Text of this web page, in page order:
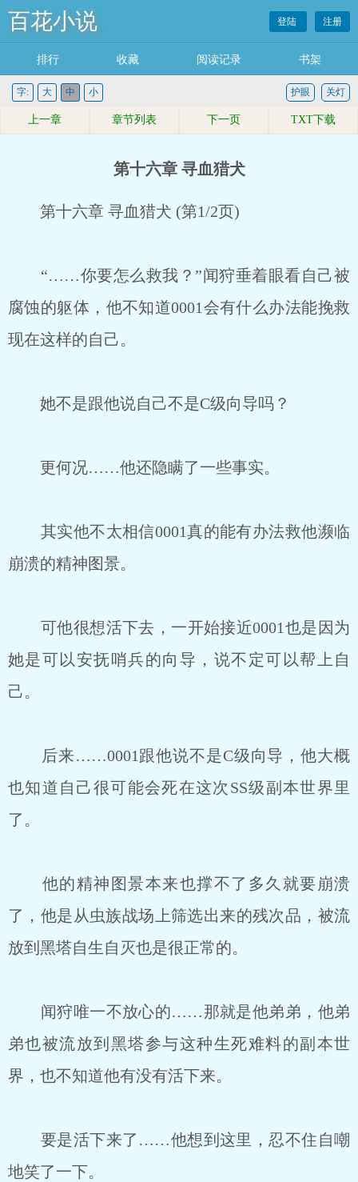
百花小说 登陆 注册
排行 收藏 阅读记录 书架
字: 大 中 小 关灯
护眼
上一章 章节列表 下一页 TXT下载
第十六章 寻血猎犬
第十六章 寻血猎犬 (第1/2页)
“……你要怎么救我？”闻狩垂着眼看自己被
腐蚀的躯体，他不知道0001会有什么办法能挽救
现在这样的自己。
她不是跟他说自己不是C级向导吗？
更何况……他还隐瞒了一些事实。
其实他不太相信0001真的能有办法救他濒临
崩溃的精神图景。
可他很想活下去，一开始接近0001也是因为
她是可以安抚哨兵的向导，说不定可以帮上自
己。
后来……0001跟他说不是C级向导，他大概
也知道自己很可能会死在这次SS级副本世界里
了。
他的精神图景本来也撑不了多久就要崩溃
了，他是从虫族战场上筛选出来的残次品，被流
放到黑塔自生自灭也是很正常的。
闻狩唯一不放心的……那就是他弟弟，他弟
弟也被流放到黑塔参与这种生死难料的副本世
界，也不知道他有没有活下来。
要是活下来了……他想到这里，忍不住自嘲
地笑了一下。